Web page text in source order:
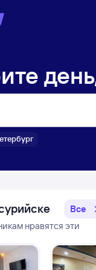
Все
нравятся эти